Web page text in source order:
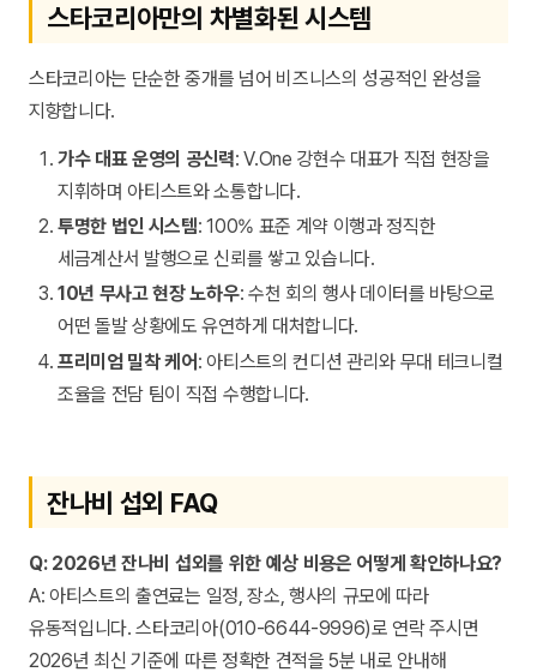
스타코리아만의 차별화된 시스템
스타코리아는 단순한 중개를 넘어 비즈니스의 성공적인 완성을
지향합니다.
가수 대표 운영의 공신력: V.One 강현수 대표가 직접 현장을
지휘하며 아티스트와 소통합니다.
투명한 법인 시스템: 100% 표준 계약 이행과 정직한
세금계산서 발행으로 신뢰를 쌓고 있습니다.
10년 무사고 현장 노하우: 수천 회의 행사 데이터를 바탕으로
어떤 돌발 상황에도 유연하게 대처합니다.
프리미엄 밀착 케어: 아티스트의 컨디션 관리와 무대 테크니컬
조율을 전담 팀이 직접 수행합니다.
잔나비 섭외 FAQ
Q: 2026년 잔나비 섭외를 위한 예상 비용은 어떻게 확인하나요?
A: 아티스트의 출연료는 일정, 장소, 행사의 규모에 따라
유동적입니다. 스타코리아(010-6644-9996)로 연락 주시면
2026년 최신 기준에 따른 정확한 견적을 5분 내로 안내해